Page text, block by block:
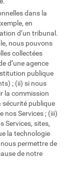
dans la
en
d’un tribunal.
nous pouvons
collectées
d’une agence
publique
; (ii) si nous
la commission
sécurité publique
nos Services ; (iii)
Services, sites,
la technologie
permettre de
de notre